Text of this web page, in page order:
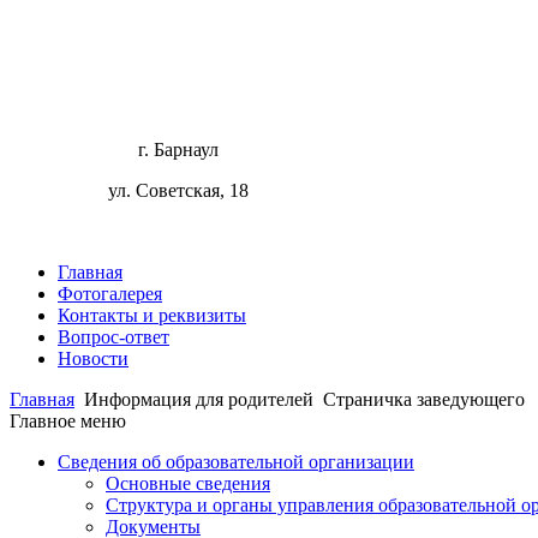
г. Барнаул
ул. Советская, 18
Главная
Фотогалерея
Контакты и реквизиты
Вопрос-ответ
Новости
Главная Информация для родителей Страничка заведующего
Главное меню
Сведения об образовательной организации
Основные сведения
Структура и органы управления образовательной
Документы